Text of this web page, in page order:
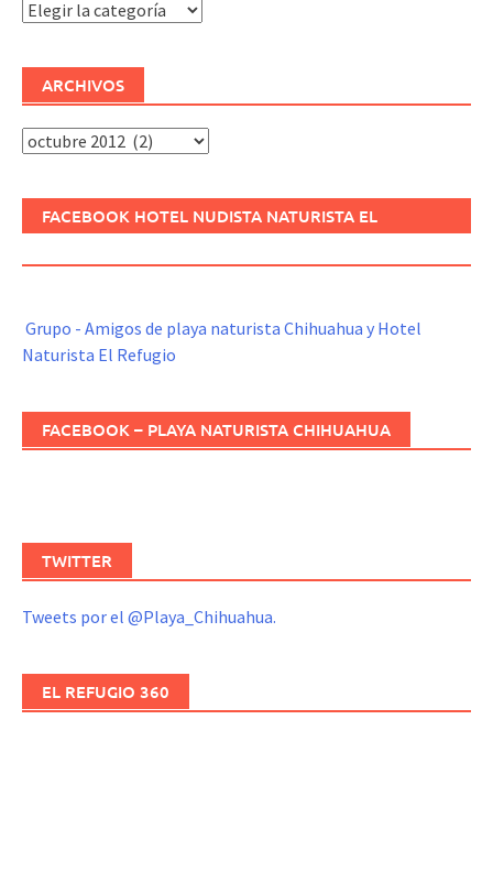
Categorías
ARCHIVOS
Archivos
FACEBOOK HOTEL NUDISTA NATURISTA EL
Grupo - Amigos de playa naturista Chihuahua y Hotel
Naturista El Refugio
FACEBOOK – PLAYA NATURISTA CHIHUAHUA
TWITTER
Tweets por el @Playa_Chihuahua.
EL REFUGIO 360